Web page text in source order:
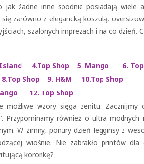
jak żadne inne spodnie posiadają wiele
zarówno z elegancką koszulą,
szalonych imprezach i na co dzień.
4.Top Shop 5. Mango 6. Top
Shop 9. H&M 10.Top Shop
12. Top Shop
wzory sięga zenitu. Zacznijmy
Przypominamy również o ultra modnych
W zimny, ponury dzień legginsy z
wiośnie. Nie zabrakło printów dla
koronkę?